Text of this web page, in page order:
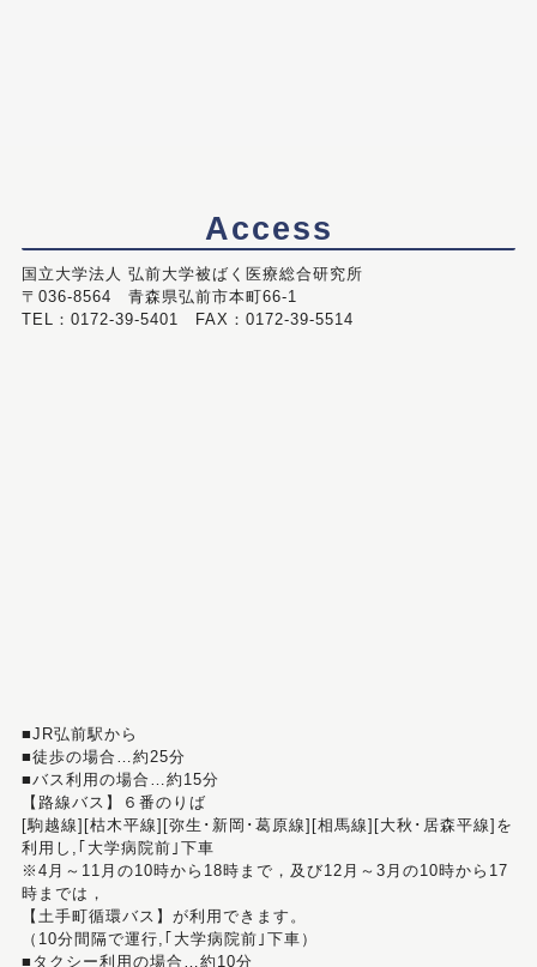
Access
国立大学法人 弘前大学被ばく医療総合研究所
〒036-8564 青森県弘前市本町66-1
TEL：0172-39-5401 FAX：0172-39-5514
■JR弘前駅から
■徒歩の場合…約25分
■バス利用の場合…約15分
【路線バス】６番のりば
[駒越線][枯木平線][弥生･新岡･葛原線][相馬線][大秋･居森平線]を
利用し,｢大学病院前｣下車
※4月～11月の10時から18時まで，及び12月～3月の10時から17
時までは，
【土手町循環バス】が利用できます。
（10分間隔で運行,｢大学病院前｣下車）
■タクシー利用の場合…約10分